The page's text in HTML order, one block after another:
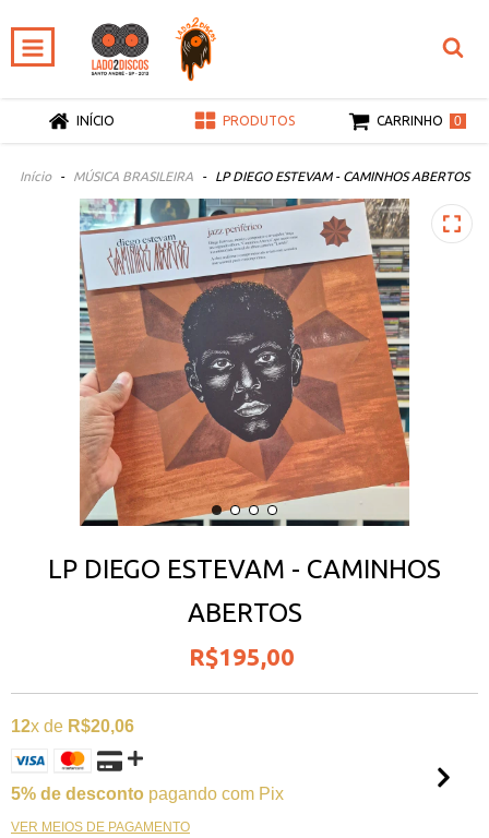
INÍCIO PRODUTOS CARRINHO 0
Início - MÚSICA BRASILEIRA - LP DIEGO ESTEVAM - CAMINHOS ABERTOS
LP DIEGO ESTEVAM - CAMINHOS
ABERTOS
R$195,00
12x de R$20,06
5% de desconto pagando com Pix
VER MEIOS DE PAGAMENTO